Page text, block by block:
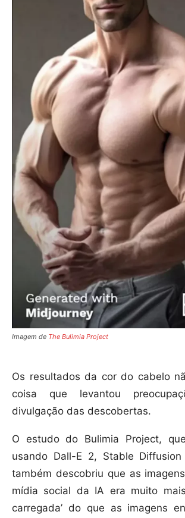
Imagem de The Bulimia Project
Os resultados da cor do cabelo
coisa que levantou
divulgação das descobertas.
O estudo do Bulimia Project,
usando Dall-E 2, Stable
também descobriu que as
mídia social da IA era muito mais
carregada’ do que as imagens